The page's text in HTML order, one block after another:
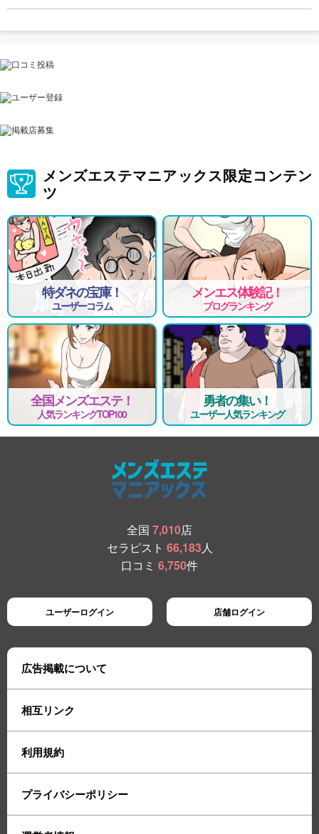
メンズエステマニアックス限定コンテン
ツ
特ダネの宝庫！
ユーザーコラム
メンエス体験記！
ブログランキング
全国メンズエステ！
人気ランキングTOP100
勇者の集い！
ユーザー人気ランキング
全国 7,010店
セラピスト 66,183人
口コミ 6,750件
ユーザーログイン 店舗ログイン
広告掲載について
相互リンク
利用規約
プライバシーポリシー